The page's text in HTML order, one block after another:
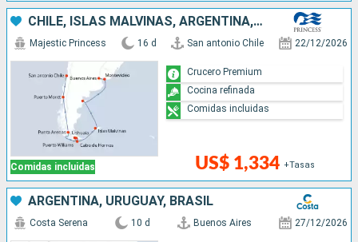
CHILE, ISLAS MALVINAS, ARGENTINA, URUGUAY
Comidas incluidas
Majestic Princess 16 d San antonio Chile 22/12/2026
US$ 1,334 +Tasas
Crucero Premium
Cocina refinada
Comidas incluidas
ARGENTINA, URUGUAY, BRASIL
Costa Serena 10 d Buenos Aires 27/12/2026